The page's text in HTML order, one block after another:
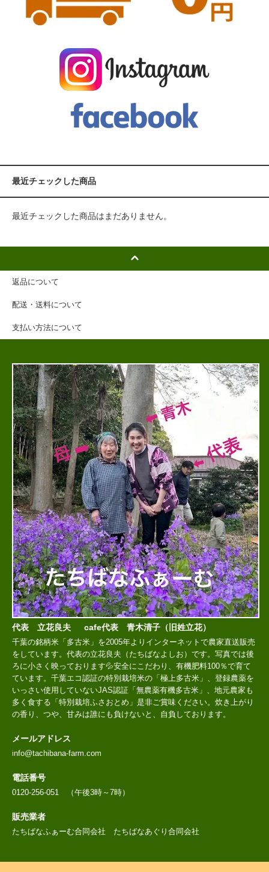
最近チェックした商品
最近チェックした商品はまだありません。
返品について
配送・送料について
支払い方法について
代表 立花良夫 cafe代表 青木清子（旧姓立花）
千葉の銘柄米「多古米」を2005年よりインターネットで農家直送販売
をしています。代表の立花良夫（たちばなよしお）です。写真では後
ろに小さく映っております💦安全にこだわり、有機肥料100％で育て
ています。千葉エコ認証の特別栽培米の「極上多古米」、登録農薬を
いっさい使用していないJAS認証「無農薬有機多古米」、地元農家も
多く食する「特別栽培ふさおとめ」是非ご賞味ください。炊き上がり
の香り、つや、甘みは誰にも負けないと、自負しております。
メールアドレス
info@tachibana-farm.com
電話番号
0120-256-051 （午後3時～7時）
販売業者
たちばなふぁーむ合同会社 たちばなあぐり合同会社